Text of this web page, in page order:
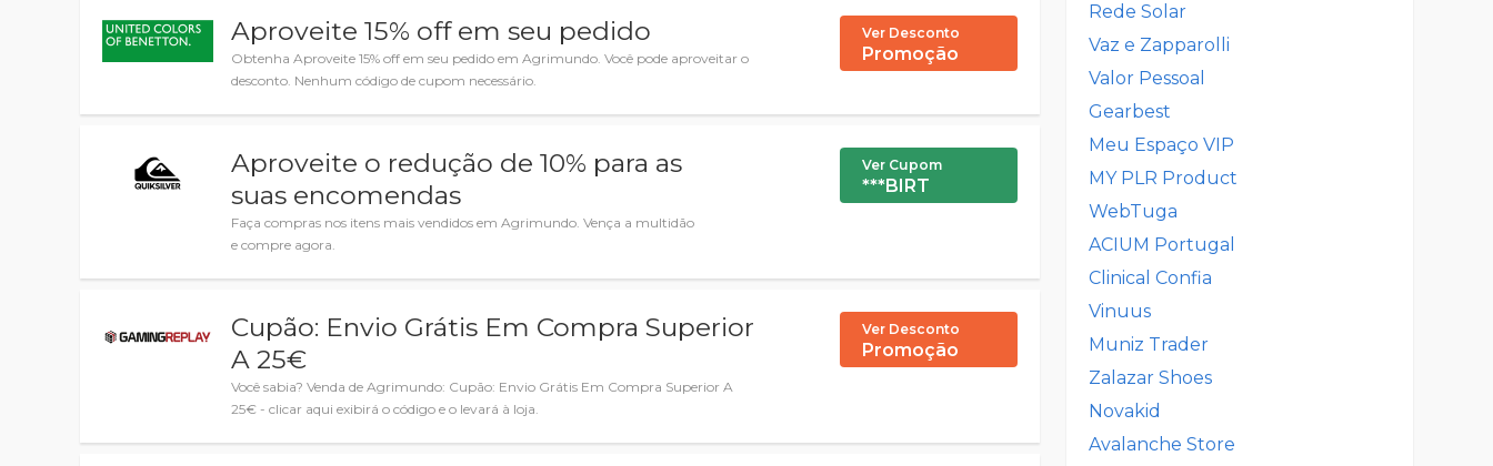
Aproveite 15% off em seu pedido
Obtenha Aproveite 15% off em seu pedido em Agrimundo. Você pode aproveitar o
desconto. Nenhum código de cupom necessário.
Ver Desconto
Promoção
Aproveite o redução de 10% para as
suas encomendas
Faça compras nos itens mais vendidos em Agrimundo. Vença a multidão
e compre agora.
Ver Cupom
***BIRT
Cupão: Envio Grátis Em Compra Superior
A 25€
Você sabia? Venda de Agrimundo: Cupão: Envio Grátis Em Compra Superior A
25€ - clicar aqui exibirá o código e o levará à loja.
Ver Desconto
Promoção
Rede Solar
Vaz e Zapparolli
Valor Pessoal
Gearbest
Meu Espaço VIP
MY PLR Product
WebTuga
ACIUM Portugal
Clinical Confia
Vinuus
Muniz Trader
Zalazar Shoes
Novakid
Avalanche Store